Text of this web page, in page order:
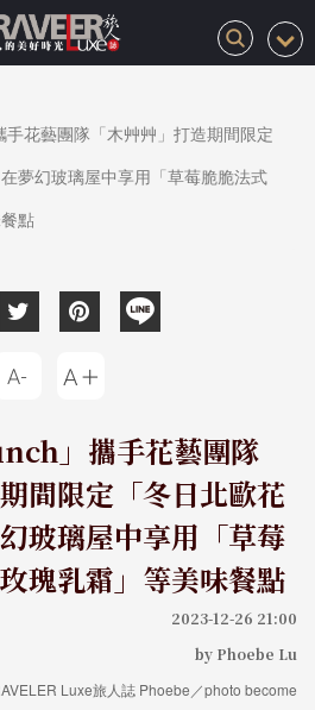
手花藝團隊「木艸艸」打造期間限定
夢幻玻璃屋中享用「草莓脆脆法式
點
」攜手花藝團隊
間限定「冬日北歐花
玻璃屋中享用「草莓
瑰乳霜」等美味餐點
2023-12-26 21:00
by Phoebe Lu
Luxe旅人誌 Phoebe／photo become